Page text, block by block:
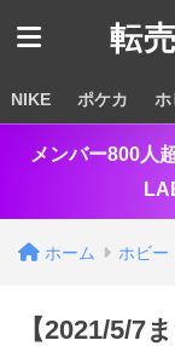
転
NIKE ポケカ ホ
メンバー800人
ホーム ホビー
【2021/5/7